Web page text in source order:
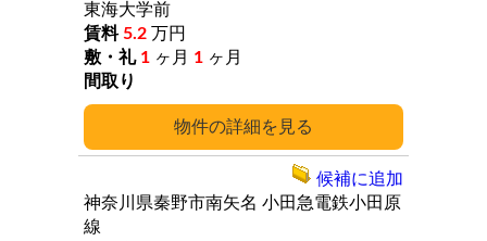
詳細
東海大学前
5.2 万円
1 ヶ月 1 ヶ月
神奈川県秦野市南矢名 小田急電鉄小田原
線
候補に追加